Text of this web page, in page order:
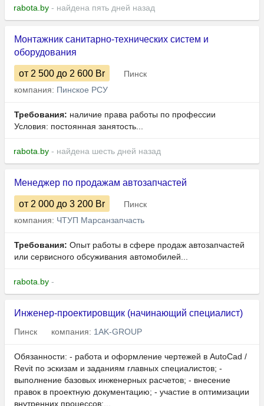
rabota.by - найдена пять дней назад
Монтажник санитарно-технических систем и
оборудования
от 2 500 до 2 600 Br
Пинск
компания: Пинское РСУ
Требования: наличие права работы по профессии
Условия: постоянная занятость...
rabota.by - найдена шесть дней назад
Менеджер по продажам автозапчастей
от 2 000 до 3 200 Br
Пинск
компания: ЧТУП Марсанзапчасть
Требования: Опыт работы в сфере продаж автозапчастей
или сервисного обсуживания автомобилей...
rabota.by -
Инженер-проектировщик (начинающий специалист)
Пинск компания: 1AK-GROUP
Обязанности: - работа и оформление чертежей в AutoCad /
Revit по эскизам и заданиям главных специалистов; -
выполнение базовых инженерных расчетов; - внесение
правок в проектную документацию; - участие в оптимизации
внутренних процессов:...